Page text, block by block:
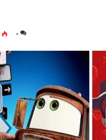
۰
کریستن